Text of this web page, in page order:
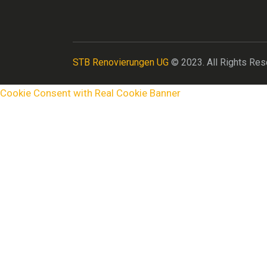
STB Renovierungen UG © 2023. All Rights
Cookie Consent with Real Cookie Banner